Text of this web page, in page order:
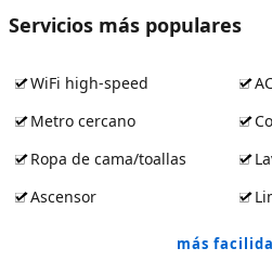
Servicios más populares
WiFi high-speed
Metro cercano
Ropa de cama/toallas
Ascensor
más